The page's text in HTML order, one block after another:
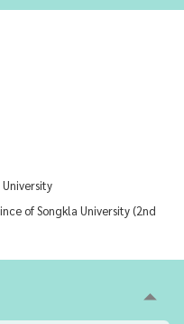
of Songkla University (2nd